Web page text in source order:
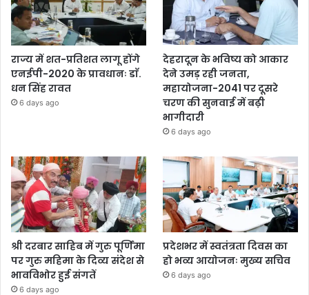
राज्य में शत-प्रतिशत लागू होंगे
एनईपी-2020 के प्रावधानः डाॅ.
धन सिंह रावत
6 days ago
देहरादून के भविष्य को आकार
देने उमड़ रही जनता,
महायोजना-2041 पर दूसरे
चरण की सुनवाई में बढ़ी
भागीदारी
6 days ago
श्री दरबार साहिब में गुरु पूर्णिमा
पर गुरु महिमा के दिव्य संदेश से
भावविभोर हुई संगतें
6 days ago
प्रदेशभर में स्वतंत्रता दिवस का
हो भव्य आयोजनः मुख्य सचिव
6 days ago